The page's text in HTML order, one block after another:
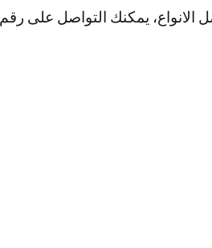
يمكنك التواصل على رقم 55336600 .